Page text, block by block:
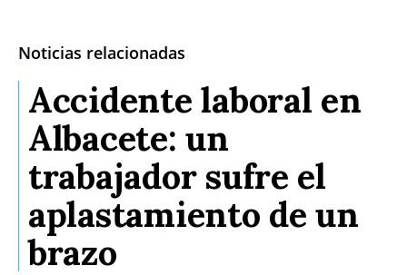
Noticias relacionadas
Accidente laboral en
Albacete: un
trabajador sufre el
aplastamiento de un
brazo